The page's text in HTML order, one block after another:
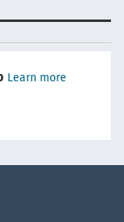
Learn more